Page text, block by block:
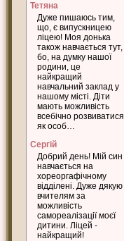
Тетяна
Дуже пишаюсь тим,
що, є випускницею
ліцею! Моя донька
також навчається тут,
бо, на думку нашої
родини, це
найкращий
навчальний заклад у
нашому місті. Діти
мають можливість
всебічно розвиватися
як особ…
Сергій
Добрий день! Мій син
навчається на
хореоргафічному
відділені. Дуже дякую
вчителям за
можливість
самореалізації моєї
дитини. Ліцей -
найкращий!